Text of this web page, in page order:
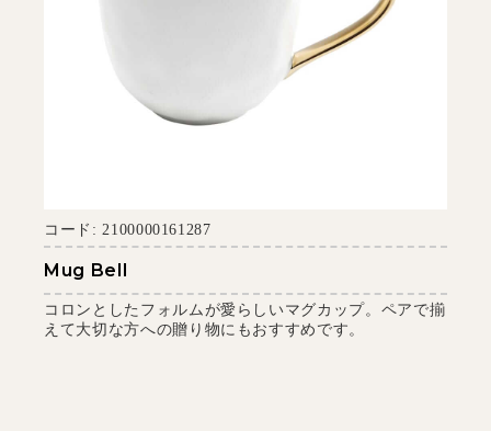
コード: 2100000161287
Mug Bell
コロンとしたフォルムが愛らしいマグカップ。ペアで揃
えて大切な方への贈り物にもおすすめです。